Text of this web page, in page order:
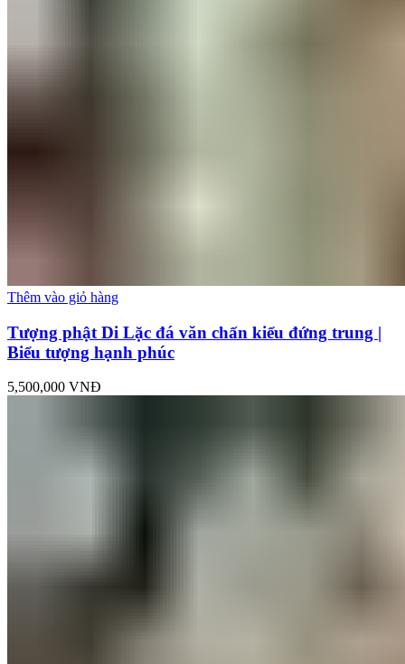
Thêm vào giỏ hàng
Tượng phật Di Lặc đá văn chấn kiểu đứng trung |
Biểu tượng hạnh phúc
5,500,000 VNĐ